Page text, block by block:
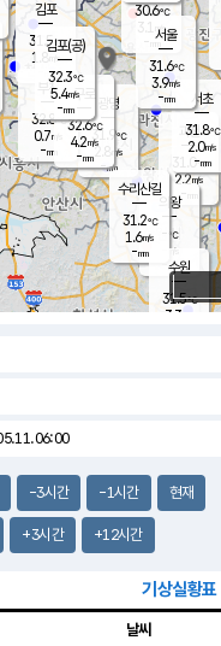
과천
31.0℃
2.2m/s
- mm
3.2m/s
의왕
- ℃
m/s
mm
김포
31.5℃
1.8 m/s
mm
광명
31.9 ℃
2.8 m/s
-mm
부천
32.8℃
0.7m/s
-mm
구로
32.6℃
4.2m/s
-mm
30.6℃
3.1 m/s
- mm
서초
31.8℃
2.0m/s
-mm
수리산길
31.2℃
1.6m/s
-mm
김포(공)
32.3℃
5.4m/s
-mm
수원
31.5℃
3.3 m/s
서울
31.6℃
3.9m/s
-mm
-3시간 -1시간 현재
+3시간 +12시간
기상실황표
날씨